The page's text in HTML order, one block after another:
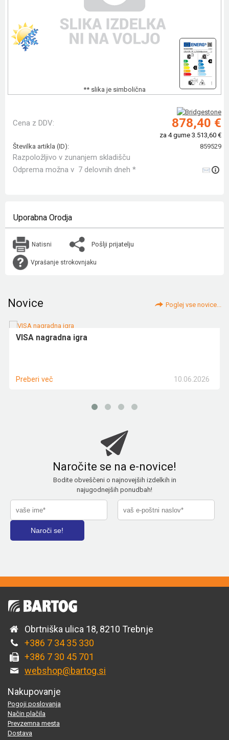
** slika je simbolična
Cena z DDV: 878,40 €
za 4 gume 3.513,60 €
Številka artikla (ID):
859529
Razpoložljivo v zunanjem skladišču
Odprema možna v 7 delovnih dneh *
Uporabna Orodja
Natisni Pošlji prijatelju
Vprašanje strokovnjaku
Novice Poglej vse novice...
VISA nagradna igra
10.06.2026
Preberi več
Naročite se na e-novice!
Bodite obveščeni o najnovejših izdelkih in
najugodnejših ponudbah!
Obrtniška ulica 18, 8210 Trebnje
+386 7 34 35 330
+386 7 30 45 701
webshop@bartog.si
Nakupovanje
Pogoji poslovanja
Način plačila
Prevzemna mesta
Dostava